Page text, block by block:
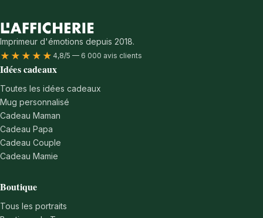
Imprimeur d'émotions depuis 2018.
★★★★★ 4,8/5 — 6 000 avis clients
Idées cadeaux
Toutes les idées cadeaux
Mug personnalisé
Cadeau Maman
Cadeau Papa
Cadeau Couple
Cadeau Mamie
Boutique
Tous les portraits